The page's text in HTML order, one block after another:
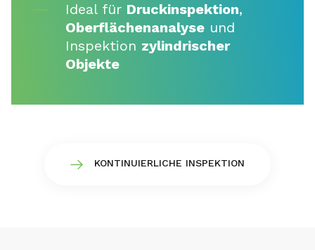
Ideal für Druckinspektion,
Oberflächenanalyse und
Inspektion zylindrischer
Objekte
KONTINUIERLICHE INSPEKTION